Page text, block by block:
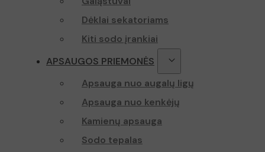
Dėklai sekatoriams
Kiti sodo įrankiai
APSAUGOS PRIEMONĖS
Apsauga nuo augalų ligų
Apsauga nuo kenkėjų
Kamienų apsauga
Sodo tepalas